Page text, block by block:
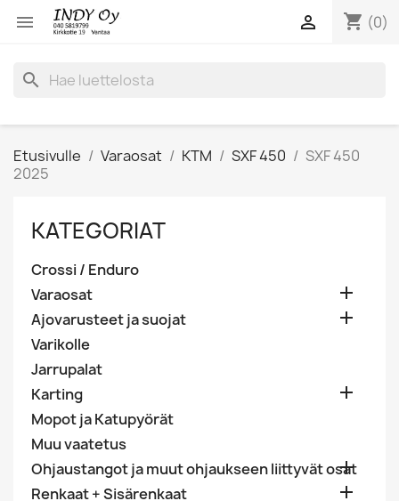
 shopping_cart (0)

search
Etusivulle Varaosat KTM SXF 450
SXF 450
2025
KATEGORIAT
Crossi / Enduro
Varaosat

Ajovarusteet ja suojat 
Varikolle
Jarrupalat
Karting

Mopot ja Katupyörät
Muu vaatetus
Ohjaustangot ja muut ohjaukseen liittyvät osat

Renkaat + Sisärenkaat 